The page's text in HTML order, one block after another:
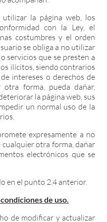
la página web, los
con la Ley, el
costumbres y el orden
se obliga a no utilizar
servicios que se presten a
ilícitos, siendo contrarios
intereses o derechos de
forma, pueda dañar,
la página web, sus
un normal uso de la
expresamente a no
otra forma, dañar
electrónicos que se
en el punto 2.4 anterior.
de uso.
de modificar y actualizar